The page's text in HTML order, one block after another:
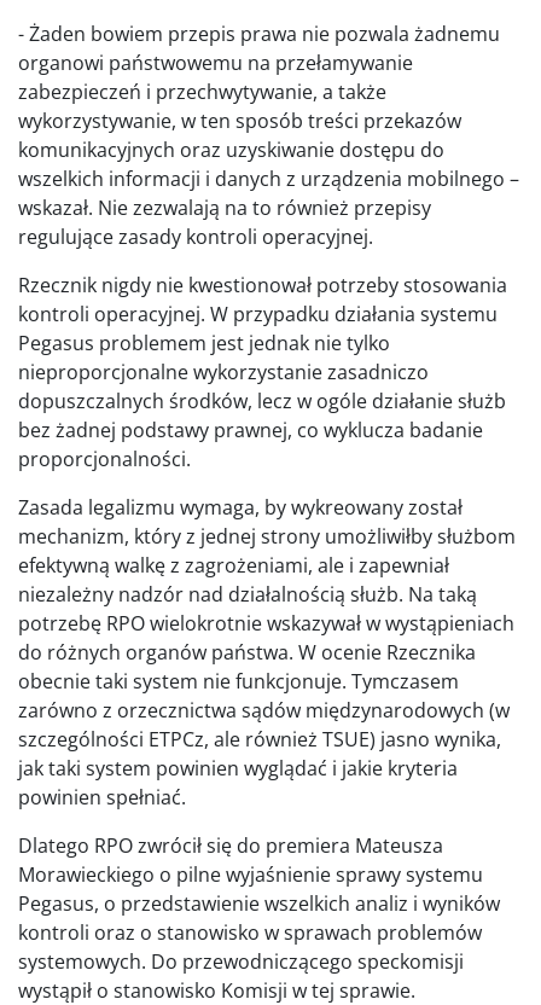
- Żaden bowiem przepis prawa nie pozwala żadnemu
organowi państwowemu na przełamywanie
zabezpieczeń i przechwytywanie, a także
wykorzystywanie, w ten sposób treści przekazów
komunikacyjnych oraz uzyskiwanie dostępu do
wszelkich informacji i danych z urządzenia mobilnego –
wskazał. Nie zezwalają na to również przepisy
regulujące zasady kontroli operacyjnej.
Rzecznik nigdy nie kwestionował potrzeby stosowania
kontroli operacyjnej. W przypadku działania systemu
Pegasus problemem jest jednak nie tylko
nieproporcjonalne wykorzystanie zasadniczo
dopuszczalnych środków, lecz w ogóle działanie służb
bez żadnej podstawy prawnej, co wyklucza badanie
proporcjonalności.
Zasada legalizmu wymaga, by wykreowany został
mechanizm, który z jednej strony umożliwiłby służbom
efektywną walkę z zagrożeniami, ale i zapewniał
niezależny nadzór nad działalnością służb. Na taką
potrzebę RPO wielokrotnie wskazywał w wystąpieniach
do różnych organów państwa. W ocenie Rzecznika
obecnie taki system nie funkcjonuje. Tymczasem
zarówno z orzecznictwa sądów międzynarodowych (w
szczególności ETPCz, ale również TSUE) jasno wynika,
jak taki system powinien wyglądać i jakie kryteria
powinien spełniać.
Dlatego RPO zwrócił się do premiera Mateusza
Morawieckiego o pilne wyjaśnienie sprawy systemu
Pegasus, o przedstawienie wszelkich analiz i wyników
kontroli oraz o stanowisko w sprawach problemów
systemowych. Do przewodniczącego speckomisji
wystąpił o stanowisko Komisji w tej sprawie.